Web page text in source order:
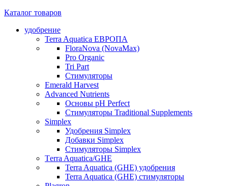
Каталог товаров
удобрение
Terra Aquatica ЕВРОПА
FloraNova (NovaMax)
Pro Organic
Tri Part
Стимуляторы
Emerald Harvest
Advanced Nutrients
Основы pH Perfect
Стимуляторы Traditional Supplements
Simplex
Удобрения Simplex
Добавки Simplex
Стимуляторы Simplex
Тerra Aquatica/GHE
Terra Aquatica (GHE) удобрения
Terra Aquatica (GHE) стимуляторы